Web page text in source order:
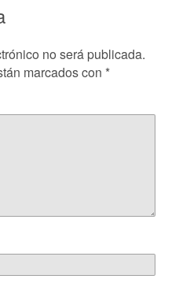
no será publicada.
marcados con *